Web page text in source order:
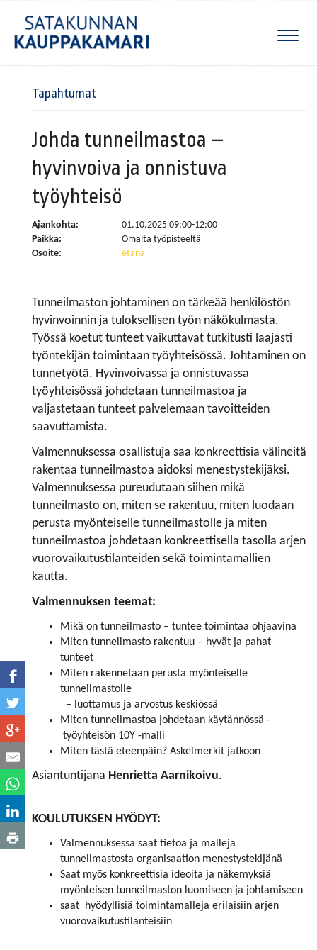
Tapahtumat
Johda tunneilmastoa –
hyvinvoiva ja onnistuva
työyhteisö
Ajankohta:
01.10.2025 09:00-12:00
Paikka:
Omalta työpisteeltä
Osoite:
etänä
Tunneilmaston johtaminen on tärkeää henkilöstön
hyvinvoinnin ja tuloksellisen työn näkökulmasta.
Työssä koetut tunteet vaikuttavat tutkitusti laajasti
työntekijän toimintaan työyhteisössä. Johtaminen on
tunnetyötä. Hyvinvoivassa ja onnistuvassa
työyhteisössä johdetaan tunneilmastoa ja
valjastetaan tunteet palvelemaan tavoitteiden
saavuttamista.
Valmennuksessa osallistuja saa konkreettisia välineitä
rakentaa tunneilmastoa aidoksi menestystekijäksi.
Valmennuksessa pureudutaan siihen mikä
tunneilmasto on, miten se rakentuu, miten luodaan
perusta myönteiselle tunneilmastolle ja miten
tunneilmastoa johdetaan konkreettisella tasolla arjen
vuorovaikutustilanteiden sekä toimintamallien
kautta.
Valmennuksen teemat:
Mikä on tunneilmasto – tuntee toimintaa ohjaavina
Miten tunneilmasto rakentuu – hyvät ja pahat
tunteet
Miten rakennetaan perusta myönteiselle
tunneilmastolle
– luottamus ja arvostus keskiössä
Miten tunneilmastoa johdetaan käytännössä -
työyhteisön 10Y -malli
Miten tästä eteenpäin? Askelmerkit jatkoon
Asiantuntijana Henrietta Aarnikoivu.
KOULUTUKSEN HYÖDYT:
Valmennuksessa saat tietoa ja malleja
tunneilmastosta organisaation menestystekijänä
Saat myös konkreettisia ideoita ja näkemyksiä
myönteisen tunneilmaston luomiseen ja johtamiseen
saat hyödyllisiä toimintamalleja erilaisiin arjen
vuorovaikutustilanteisiin